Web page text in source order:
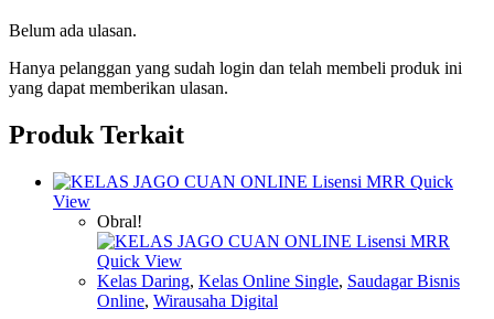
Belum ada ulasan.
Hanya pelanggan yang sudah login dan telah membeli produk ini
yang dapat memberikan ulasan.
Produk Terkait
Quick
View
Obral!
Quick View
Kelas Daring, Kelas Online Single, Saudagar Bisnis
Online, Wirausaha Digital